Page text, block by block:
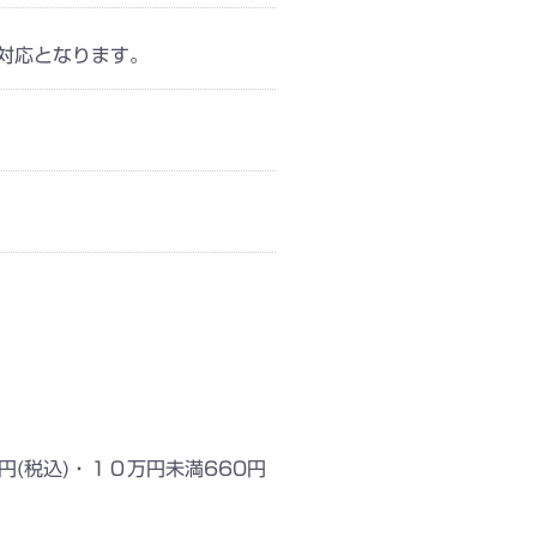
となります。
(税込)・１０万円未満660円